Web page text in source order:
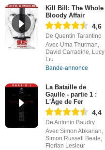
Kill Bill: The Whole
Bloody Affair
4,6
De Quentin Tarantino
Avec Uma Thurman,
David Carradine, Lucy
Liu
Bande-annonce
La Bataille de
Gaulle - partie 1 :
L'Âge de Fer
4,4
De Antonin Baudry
Avec Simon Abkarian,
Simon Russell Beale,
Florian Lesieur